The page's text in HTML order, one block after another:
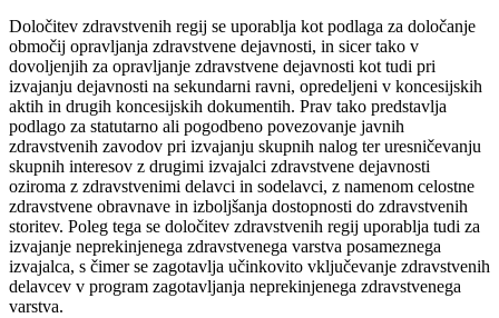
Določitev zdravstvenih regij se uporablja kot podlaga za določanje
območij opravljanja zdravstvene dejavnosti, in sicer tako v
dovoljenjih za opravljanje zdravstvene dejavnosti kot tudi pri
izvajanju dejavnosti na sekundarni ravni, opredeljeni v koncesijskih
aktih in drugih koncesijskih dokumentih. Prav tako predstavlja
podlago za statutarno ali pogodbeno povezovanje javnih
zdravstvenih zavodov pri izvajanju skupnih nalog ter uresničevanju
skupnih interesov z drugimi izvajalci zdravstvene dejavnosti
oziroma z zdravstvenimi delavci in sodelavci, z namenom celostne
zdravstvene obravnave in izboljšanja dostopnosti do zdravstvenih
storitev. Poleg tega se določitev zdravstvenih regij uporablja tudi za
izvajanje neprekinjenega zdravstvenega varstva posameznega
izvajalca, s čimer se zagotavlja učinkovito vključevanje zdravstvenih
delavcev v program zagotavljanja neprekinjenega zdravstvenega
varstva.